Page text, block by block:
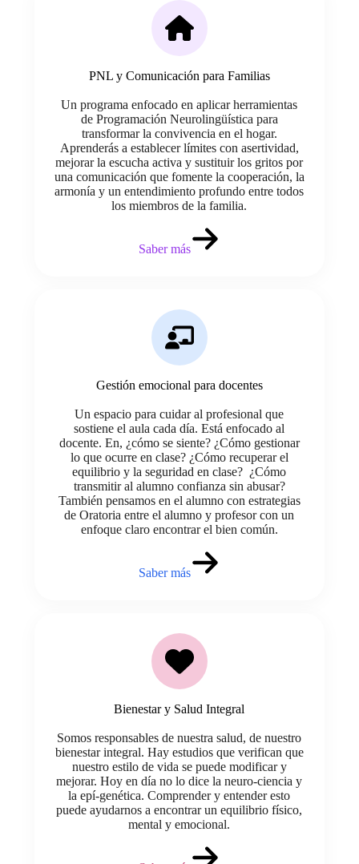
PNL y Comunicación para Familias
Un programa enfocado en aplicar herramientas
de Programación Neurolingüística para
transformar la convivencia en el hogar.
Aprenderás a establecer límites con asertividad,
mejorar la escucha activa y sustituir los gritos por
una comunicación que fomente la cooperación, la
armonía y un entendimiento profundo entre todos
los miembros de la familia.
Saber más
Gestión emocional para docentes
Un espacio para cuidar al profesional que
sostiene el aula cada día. Está enfocado al
docente. En, ¿cómo se siente? ¿Cómo gestionar
lo que ocurre en clase? ¿Cómo recuperar el
equilibrio y la seguridad en clase? ¿Cómo
transmitir al alumno confianza sin abusar?
También pensamos en el alumno con estrategias
de Oratoria entre el alumno y profesor con un
enfoque claro encontrar el bien común.
Saber más
Bienestar y Salud Integral
Somos responsables de nuestra salud, de nuestro
bienestar integral. Hay estudios que verifican que
nuestro estilo de vida se puede modificar y
mejorar. Hoy en día no lo dice la neuro-ciencia y
la epí-genética. Comprender y entender esto
puede ayudarnos a encontrar un equilibrio físico,
mental y emocional.